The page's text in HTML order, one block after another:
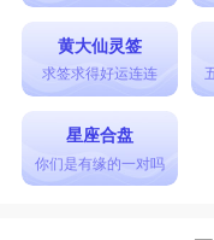
黄大仙灵签
求签求得好运连连
星座合盘
你们是有缘的一对吗